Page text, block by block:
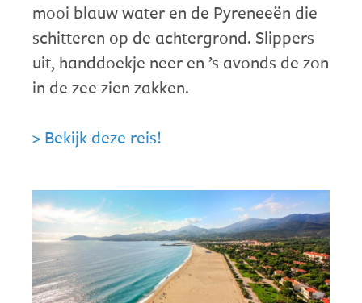
mooi blauw water en de Pyreneeën die
schitteren op de achtergrond. Slippers
uit, handdoekje neer en ’s avonds de zon
in de zee zien zakken.
> Bekijk deze reis!